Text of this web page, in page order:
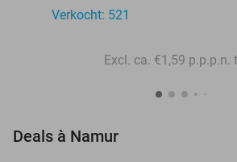
Verkocht: 521
Excl. ca. €1,59
Deals à Namur